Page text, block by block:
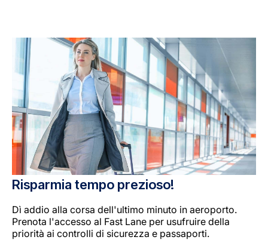
Risparmia tempo prezioso!
Dì addio alla corsa dell'ultimo minuto in aeroporto.
Prenota l'accesso al Fast Lane per usufruire della
priorità ai controlli di sicurezza e passaporti.